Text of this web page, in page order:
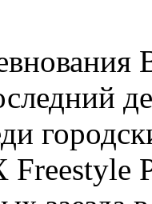
Freestyle